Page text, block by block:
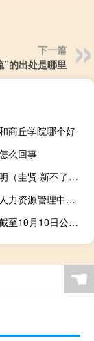
下一篇
”的出处是哪里
商丘学院哪个好
么回事
圭贤新歌孔明（圭贤 新不了情）
绩效管理在人力资源管理中的作用
常山北明：截至10月10日公司股东户数为17.94万户
☚